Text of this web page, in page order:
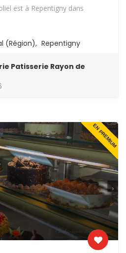
est à Repentigny dans
(Région), Repentigny
Patisserie Rayon de
EN PREMIUM